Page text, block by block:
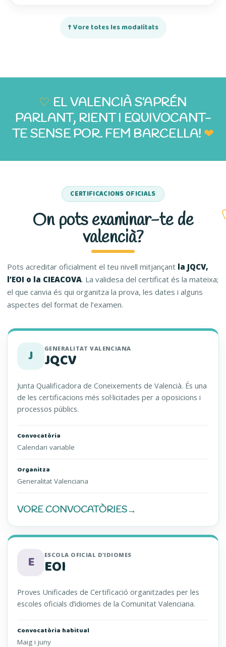
↑ Vore totes les modalitats
♡ EL VALENCIÀ S’APRÉN
PARLANT, RIENT I EQUIVOCANT-
TE SENSE POR. FEM BARCELLA! ❤
CERTIFICACIONS OFICIALS
On pots examinar-te de
valencià?
Pots acreditar oficialment el teu nivell mitjançant la JQCV,
l’EOI o la CIEACOVA. La validesa del certificat és la mateixa;
el que canvia és qui organitza la prova, les dates i alguns
aspectes del format de l’examen.
J GENERALITAT VALENCIANA
JQCV
Junta Qualificadora de Coneixements de Valencià. És una
de les certificacions més sol·licitades per a oposicions i
processos públics.
Convocatòria
Calendari variable
Organitza
Generalitat Valenciana
VORE CONVOCATÒRIES→
JQCV (S’OBRI EN UNA PESTANYA NOVA)
E ESCOLA OFICIAL D'IDIOMES
EOI
Proves Unificades de Certificació organitzades per les
escoles oficials d’idiomes de la Comunitat Valenciana.
Convocatòria habitual
Maig i juny